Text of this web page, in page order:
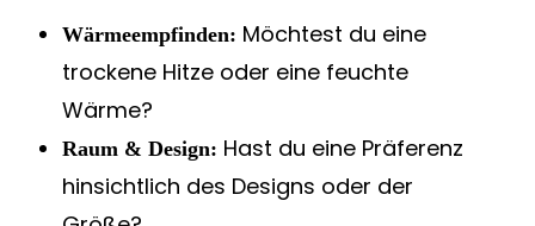
Wärmeempfinden: Möchtest du eine
trockene Hitze oder eine feuchte
Wärme?
Raum & Design: Hast du eine Präferenz
hinsichtlich des Designs oder der